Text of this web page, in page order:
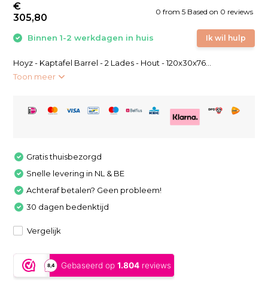
0 from 5 Based on 0 reviews
Ik wil hulp
€
305,80
Binnen 1-2 werkdagen in huis
Hoyz - Kaptafel Barrel - 2 Lades - Hout - 120x30x76...
Toon meer
Gratis thuisbezorgd
Snelle levering in NL & BE
Achteraf betalen? Geen probleem!
30 dagen bedenktijd
Vergelijk